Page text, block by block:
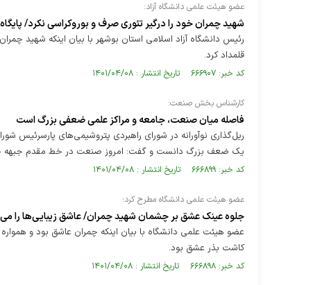
عضو هیئت علمی دانشگاه آزاد:
شهید چمران خود را درگیر تئوری صرف و بوروکراسی نکرد/
رئیس دانشگاه آزاد اسلامی استان بوشهر با بیان اینکه شهید
قلمداد کرد.
کد خبر: ۶۶۶۹۰۷ تاریخ انتشار : ۱۴۰۱/۰۴/۰۸
کارشناس بخش صنعت:
فاصله میان صنعت، جامعه و مراکز علمی ضعفی بزرگ است
ریل‌گذاری نوآورانه در شورای راهبردی پتروشیمی‌های
یک ضعف بزرگ دانست و گفت: امروز صنعت در خط مقدم جبهه
کد خبر: ۶۶۶۸۹۹ تاریخ انتشار : ۱۴۰۱/۰۴/۰۸
عضو هیئت علمی دانشگاه مطرح کرد؛
جلوه عینک عشق بر چشمان شهید چمران/ عاشق زیبایی‌ها را
عضو هیئت علمی دانشگاه با بیان اینکه چمران عاشق بود و
کاشت بذر عشق بود.
کد خبر: ۶۶۶۸۹۸ تاریخ انتشار : ۱۴۰۱/۰۴/۰۸